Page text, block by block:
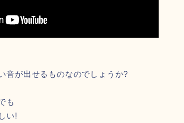
音が出せるものなのでしょうか?
も
い!